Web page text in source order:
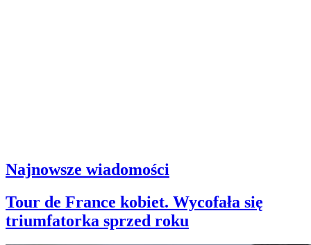
Najnowsze wiadomości
Tour de France kobiet. Wycofała się
triumfatorka sprzed roku